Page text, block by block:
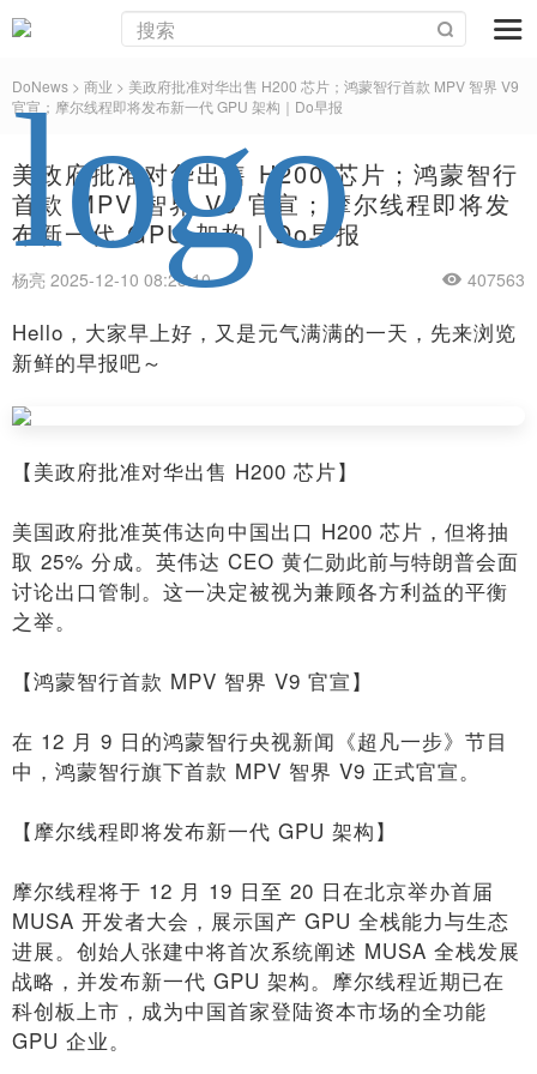
DoNews > 商业 > 美政府批准对华出售 H200 芯片；鸿蒙智行首款 MPV 智界 V9
官宣；摩尔线程即将发布新一代 GPU 架构｜Do早报
美政府批准对华出售 H200 芯片；鸿蒙智行
首款 MPV 智界 V9 官宣；摩尔线程即将发
布新一代 GPU 架构｜Do早报
杨亮 2025-12-10 08:23:10 407563
Hello，大家早上好，又是元气满满的一天，先来浏览
新鲜的早报吧～
【美政府批准对华出售 H200 芯片】
美国政府批准英伟达向中国出口 H200 芯片，但将抽
取 25% 分成。英伟达 CEO 黄仁勋此前与特朗普会面
讨论出口管制。这一决定被视为兼顾各方利益的平衡
之举。
【鸿蒙智行首款 MPV 智界 V9 官宣】
在 12 月 9 日的鸿蒙智行央视新闻《超凡一步》节目
中，鸿蒙智行旗下首款 MPV 智界 V9 正式官宣。
【摩尔线程即将发布新一代 GPU 架构】
摩尔线程将于 12 月 19 日至 20 日在北京举办首届
MUSA 开发者大会，展示国产 GPU 全栈能力与生态
进展。创始人张建中将首次系统阐述 MUSA 全栈发展
战略，并发布新一代 GPU 架构。摩尔线程近期已在
科创板上市，成为中国首家登陆资本市场的全功能
GPU 企业。